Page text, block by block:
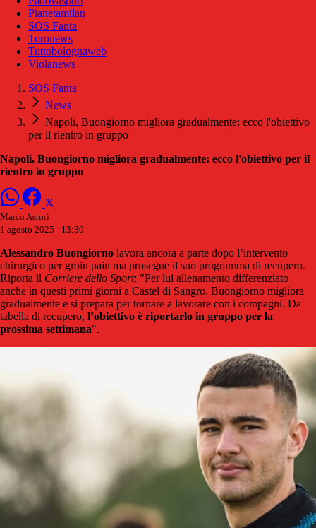
Pianetamilan
SOS Fanta
Toronews
Tuttobolognaweb
Violanews
SOS Fanta
News
Napoli, Buongiorno migliora gradualmente: ecco l'obiettivo
per il rientro in gruppo
Napoli, Buongiorno migliora gradualmente: ecco l'obiettivo per il
rientro in gruppo
Marco Astori
1 agosto 2025 - 13:30
Alessandro Buongiorno lavora ancora a parte dopo l’intervento
chirurgico per groin pain ma prosegue il suo programma di recupero.
Riporta il Corriere dello Sport: "Per lui allenamento differenziato
anche in questi primi giorni a Castel di Sangro. Buongiorno migliora
gradualmente e si prepara per tornare a lavorare con i compagni. Da
tabella di recupero, l’obiettivo è riportarlo in gruppo per la
prossima settimana".